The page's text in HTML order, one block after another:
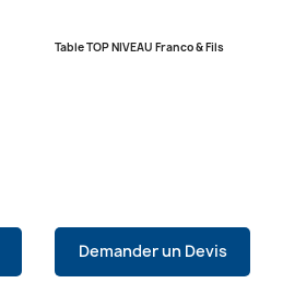
Table TOP NIVEAU Franco & Fils
Demander un Devis